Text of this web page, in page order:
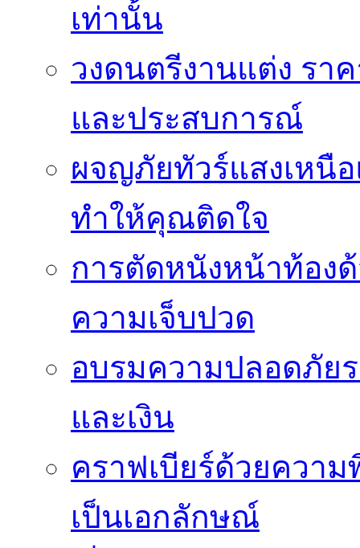
เท่านั้น
วงดนตรีงานแต่ง รา
และประสบการณ์
ผจญภัยทัวร์แสงเหนื
ทำให้คุณติดใจ
การตัดหนังหน้าท้อง
ความเจ็บปวด
อบรมความปลอดภัย
และเงิน
คราฟเบียร์ด้วยควา
เป็นเอกลักษณ์